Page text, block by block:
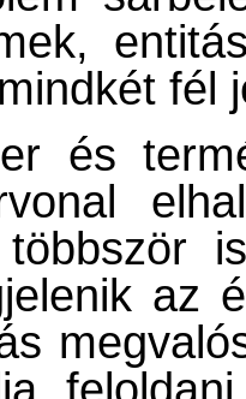
fél
és
az